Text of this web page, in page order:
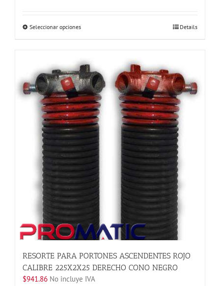
Seleccionar opcionesEste
múltiples
variantes.
Las
opciones
se
pueden
elegir
la
página
producto
Details
RESORTE PARA PORTONES ASCENDENTES ROJO
CALIBRE 225X2X25 DERECHO CONO NEGRO
$941.86 No incluye IVA